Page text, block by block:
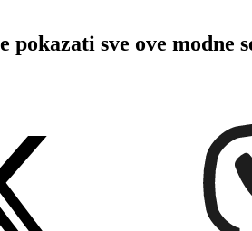
sve ove modne